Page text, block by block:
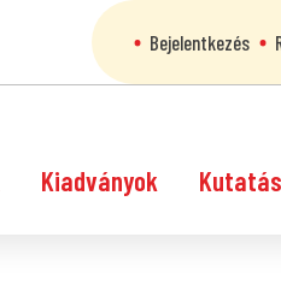
Bejelentkezés
Kiadványok